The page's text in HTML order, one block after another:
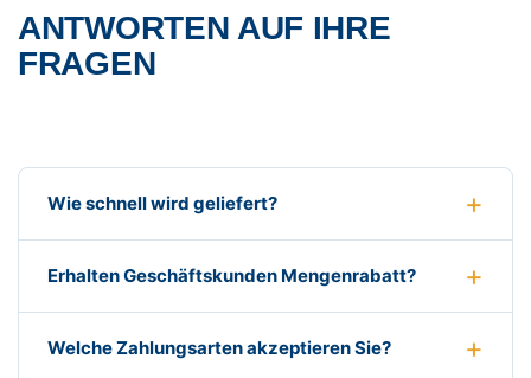
ANTWORTEN AUF IHRE
FRAGEN
Wie schnell wird geliefert?
Erhalten Geschäftskunden Mengenrabatt?
Welche Zahlungsarten akzeptieren Sie?